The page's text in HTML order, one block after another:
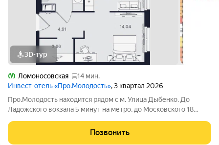
3D-тур
Ломоносовская
14 мин.
Инвест-отель «Про.Молодость», 3 квартал 2026
Про.Молодость находится рядом с м. Улица Дыбенко. До
Ладожского вокзала 5 минут на метро, до Московского 18
расположены крупные гипермаркеты Перекрёсток, Максидом,
Окей, Петрович. Пешком можно
Позвонить